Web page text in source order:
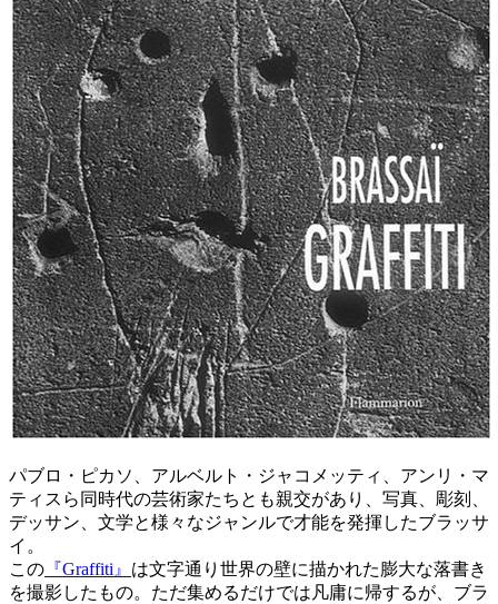
パブロ・ピカソ、アルベルト・ジャコメッティ、アンリ・マ
ティスら同時代の芸術家たちとも親交があり、写真、彫刻、
デッサン、文学と様々なジャンルで才能を発揮したブラッサ
イ。
この 『Graffiti』 は文字通り世界の壁に描かれた膨大な落書き
を撮影したもの。ただ集めるだけでは凡庸に帰するが、ブラ